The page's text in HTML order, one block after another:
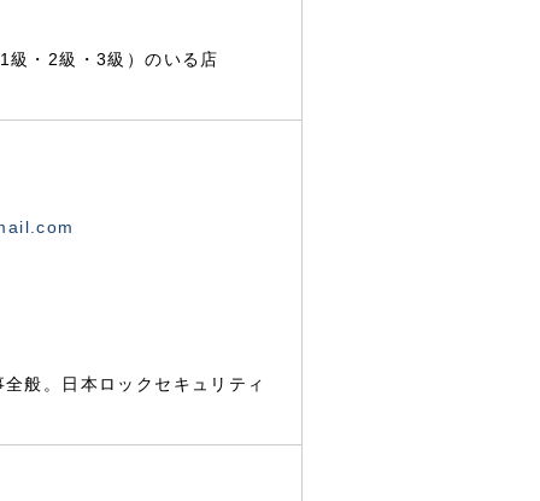
・2級・3級）のいる店
般。日本ロックセキュリティ